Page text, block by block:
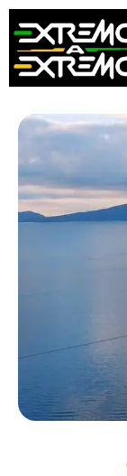
contenido